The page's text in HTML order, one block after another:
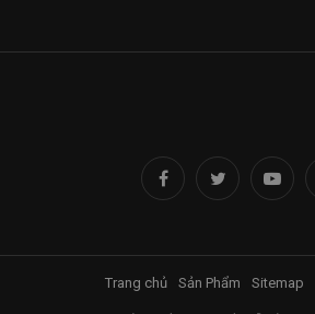
Trang chủ Sản Phẩm Sitemap